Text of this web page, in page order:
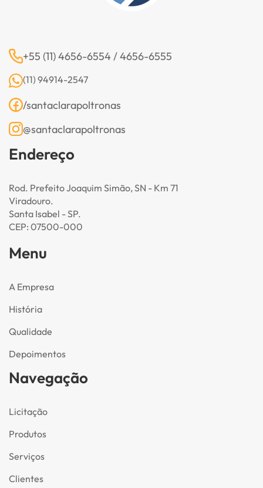
+55 (11) 4656-6554 / 4656-6555
(11) 94914-2547
/santaclarapoltronas
@santaclarapoltronas
Endereço
Rod. Prefeito Joaquim Simão, SN - Km 71
Viradouro.
Santa Isabel - SP.
CEP: 07500-000
Menu
A Empresa
História
Qualidade
Depoimentos
Navegação
Licitação
Produtos
Serviços
Clientes